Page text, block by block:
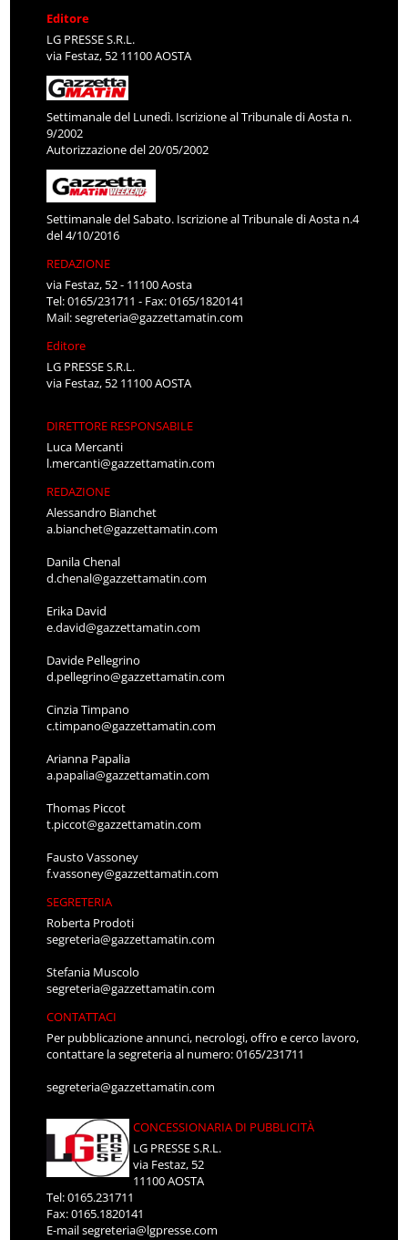
Editore
LG PRESSE S.R.L.
via Festaz, 52 11100 AOSTA
Settimanale del Lunedì. Iscrizione al Tribunale di Aosta n.
9/2002
Autorizzazione del 20/05/2002
Settimanale del Sabato. Iscrizione al Tribunale di Aosta n.4
del 4/10/2016
REDAZIONE
via Festaz, 52 - 11100 Aosta
Tel: 0165/231711 - Fax: 0165/1820141
Mail:segreteria@gazzettamatin.com
Editore
LG PRESSE S.R.L.
via Festaz, 52 11100 AOSTA
DIRETTORE RESPONSABILE
Luca Mercanti
l.mercanti@gazzettamatin.com
REDAZIONE
Alessandro Bianchet
a.bianchet@gazzettamatin.com
Danila Chenal
d.chenal@gazzettamatin.com
Erika David
e.david@gazzettamatin.com
Davide Pellegrino
d.pellegrino@gazzettamatin.com
Cinzia Timpano
c.timpano@gazzettamatin.com
Arianna Papalia
a.papalia@gazzettamatin.com
Thomas Piccot
t.piccot@gazzettamatin.com
Fausto Vassoney
f.vassoney@gazzettamatin.com
SEGRETERIA
Roberta Prodoti
segreteria@gazzettamatin.com
Stefania Muscolo
segreteria@gazzettamatin.com
CONTATTACI
Per pubblicazione annunci, necrologi, offro e cerco lavoro,
contattare la segreteria al numero: 0165/231711
segreteria@gazzettamatin.com
CONCESSIONARIA DI PUBBLICITÀ
LG PRESSE S.R.L.
via Festaz, 52
11100 AOSTA
Tel: 0165.231711
Fax: 0165.1820141
E-mailsegreteria@lgpresse.com